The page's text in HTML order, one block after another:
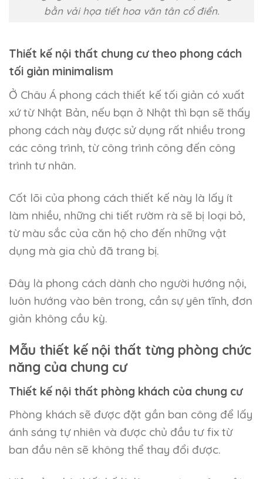
bằn vải họa tiết hoa văn tân cổ điển.
Thiết kế nội thất chung cư theo phong cách
tối giản minimalism
Ở Châu Á phong cách thiết kế tối giản có xuất
xứ từ Nhật Bản, nếu bạn ở Nhật thì bạn sẽ thấy
phong cách này được sử dụng rất nhiều trong
các công trình, từ công trình công đến công
trình tư nhân.
Cốt lõi của phong cách thiết kế này là lấy ít
làm nhiều, những chi tiết rườm rà sẽ bị loại bỏ,
từ màu sắc của căn hộ cho đến những vật
dụng mà gia chủ đã trang bị.
Đây là phong cách dành cho người hướng nội,
luôn hướng vào bên trong, cần sự yên tĩnh, đơn
giản không cầu kỳ.
Mẫu thiết kế nội thất từng phòng chức
năng của chung cư
Thiết kế nội thất phòng khách của chung cư
Phòng khách sẽ được đặt gần ban công để lấy
ánh sáng tự nhiên và được chủ đầu tư fix từ
ban đầu nên sẽ không thể thay đổi được.